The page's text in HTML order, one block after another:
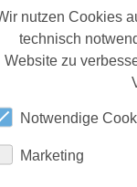
nutzen Cookies
technisch
Website zu
Notwendige
Marketing